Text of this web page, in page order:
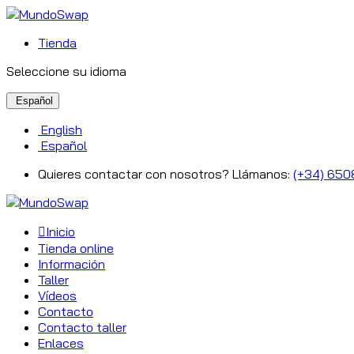
Tienda
Seleccione su idioma
Español
English
Español
Quieres contactar con nosotros? Llámanos: (+34)
Inicio
Tienda online
Información
Taller
Vídeos
Contacto
Contacto taller
Enlaces